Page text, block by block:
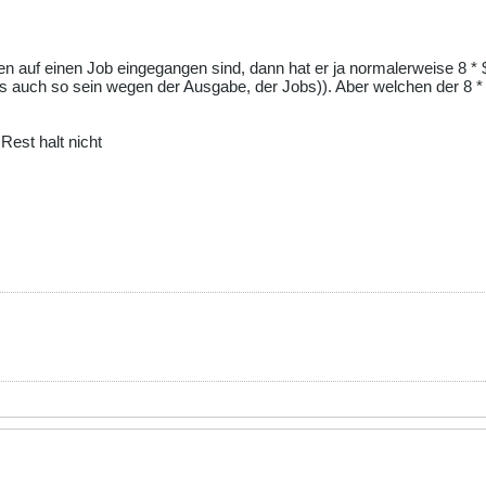
auf einen Job eingegangen sind, dann hat er ja normalerweise 8
auch so sein wegen der Ausgabe, der Jobs)). Aber welchen der
halt nicht